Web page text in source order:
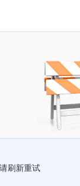
刷新重试